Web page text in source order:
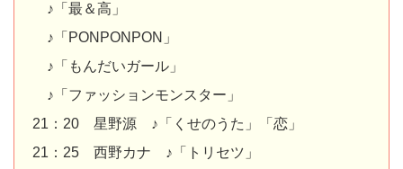
♪「最＆高」
♪「PONPONPON」
♪「もんだいガール」
♪「ファッションモンスター」
21：20 星野源 ♪「くせのうた」「恋」
21：25 西野カナ ♪「トリセツ」